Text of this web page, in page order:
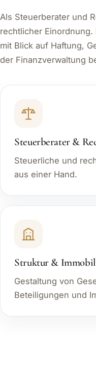
Als Steuerberater und
rechtlicher
mit Blick auf Haftung,
der Finanzverwaltung
Steuerberater &
Steuerliche und
aus einer Hand.
Struktur &
Gestaltung von
Beteiligungen und